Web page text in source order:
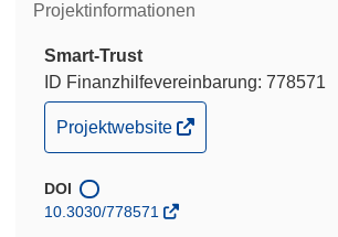
Projektinformationen
Smart-Trust
ID Finanzhilfevereinbarung: 778571
(öffnet
in
neuem
Fenster)
Projektwebsite
DOI
10.3030/778571